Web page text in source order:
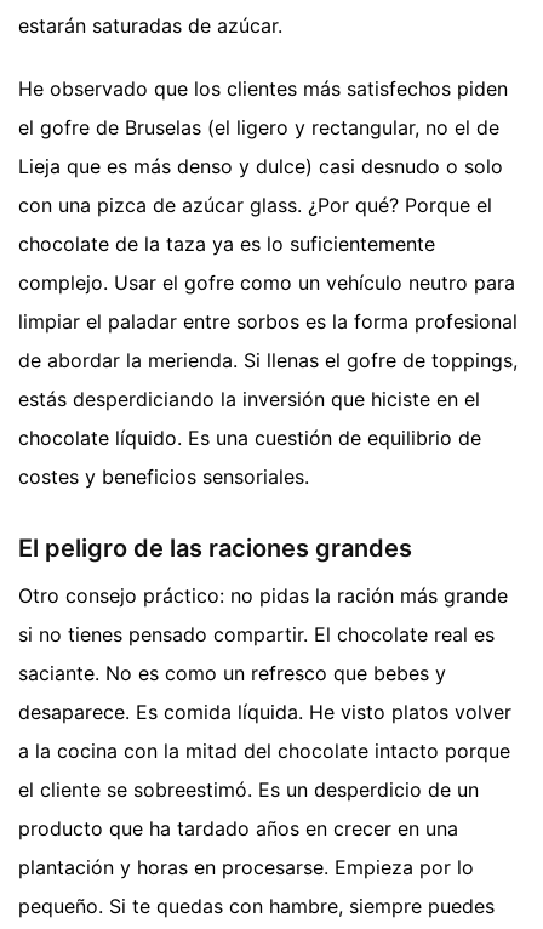
estarán saturadas de azúcar.
He observado que los clientes más satisfechos piden
el gofre de Bruselas (el ligero y rectangular, no el de
Lieja que es más denso y dulce) casi desnudo o solo
con una pizca de azúcar glass. ¿Por qué? Porque el
chocolate de la taza ya es lo suficientemente
complejo. Usar el gofre como un vehículo neutro para
limpiar el paladar entre sorbos es la forma profesional
de abordar la merienda. Si llenas el gofre de toppings,
estás desperdiciando la inversión que hiciste en el
chocolate líquido. Es una cuestión de equilibrio de
costes y beneficios sensoriales.
El peligro de las raciones grandes
Otro consejo práctico: no pidas la ración más grande
si no tienes pensado compartir. El chocolate real es
saciante. No es como un refresco que bebes y
desaparece. Es comida líquida. He visto platos volver
a la cocina con la mitad del chocolate intacto porque
el cliente se sobreestimó. Es un desperdicio de un
producto que ha tardado años en crecer en una
plantación y horas en procesarse. Empieza por lo
pequeño. Si te quedas con hambre, siempre puedes